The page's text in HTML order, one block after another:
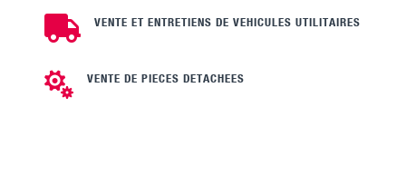
 VENTE ET ENTRETIENS DE VEHICULES UTILITAIRES
 VENTE DE PIECES DETACHEES